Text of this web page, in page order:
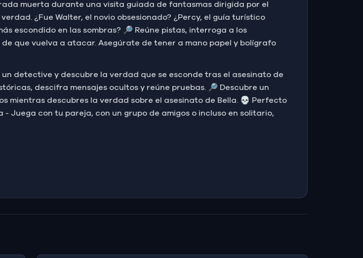
muerta durante una visita guiada de fantasmas dirigida por el
¿Fue Walter, el novio obsesionado? ¿Percy, el guía turístico
escondido en las sombras? 🔎 Reúne pistas, interroga a los
que vuelva a atacar. Asegúrate de tener a mano papel y bolígrafo
detective y descubre la verdad que se esconde tras el asesinato de
descifra mensajes ocultos y reúne pruebas. 🔎 Descubre un
mientras descubres la verdad sobre el asesinato de Bella. 💀 Perfecto
Juega con tu pareja, con un grupo de amigos o incluso en solitario,